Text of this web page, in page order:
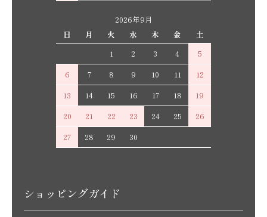
2026年9月
日
月 火 水 木 金
土
1
2 3 4
5
6
7 8 9 10 11
12
13
14 15 16 17 18
19
20
21 22 23 24 25
26
27
28 29 30
ショッピングガイド